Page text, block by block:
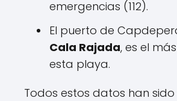
emergencias (112).
El puerto de
Cala Rajada, es el
esta playa.
Todos estos datos han